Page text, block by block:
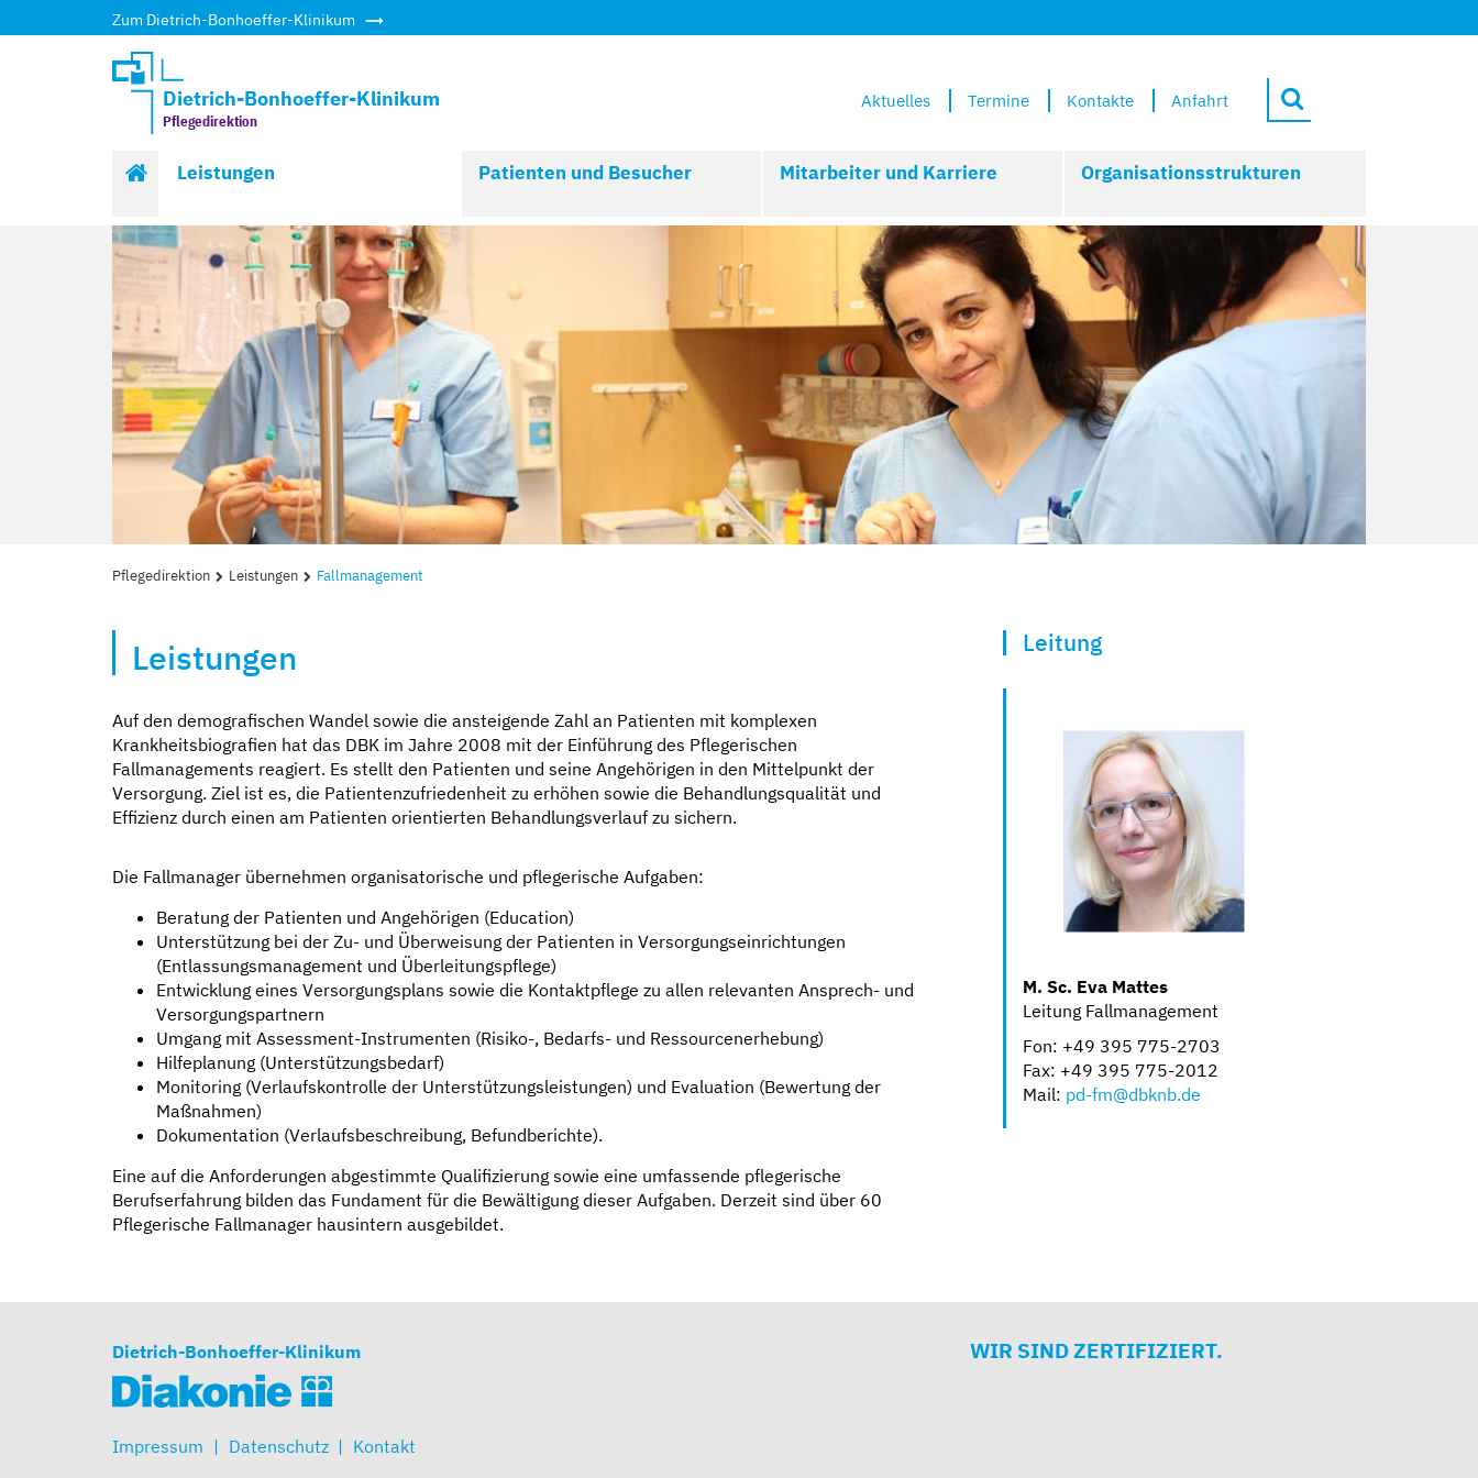
Zum Dietrich-Bonhoeffer-Klinikum
Dietrich-Bonhoeffer-Klinikum
Pflegedirektion
Aktuelles Termine Kontakte Anfahrt
Start
Leistungen Patienten und Besucher Mitarbeiter und Karriere Organisationsstrukturen
Pflegedirektion Leistungen Fallmanagement
Leistungen
Auf den demografischen Wandel sowie die ansteigende Zahl an Patienten mit komplexen
Krankheitsbiografien hat das DBK im Jahre 2008 mit der Einführung des Pflegerischen
Fallmanagements reagiert. Es stellt den Patienten und seine Angehörigen in den Mittelpunkt der
Versorgung. Ziel ist es, die Patientenzufriedenheit zu erhöhen sowie die Behandlungsqualität und
Effizienz durch einen am Patienten orientierten Behandlungsverlauf zu sichern.
Die Fallmanager übernehmen organisatorische und pflegerische Aufgaben:
Beratung der Patienten und Angehörigen (Education)
Unterstützung bei der Zu- und Überweisung der Patienten in Versorgungseinrichtungen
(Entlassungsmanagement und Überleitungspflege)
Entwicklung eines Versorgungsplans sowie die Kontaktpflege zu allen relevanten Ansprech- und
Versorgungspartnern
Umgang mit Assessment-Instrumenten (Risiko-, Bedarfs- und Ressourcenerhebung)
Hilfeplanung (Unterstützungsbedarf)
Monitoring (Verlaufskontrolle der Unterstützungsleistungen) und Evaluation (Bewertung der
Maßnahmen)
Dokumentation (Verlaufsbeschreibung, Befundberichte).
Eine auf die Anforderungen abgestimmte Qualifizierung sowie eine umfassende pflegerische
Berufserfahrung bilden das Fundament für die Bewältigung dieser Aufgaben. Derzeit sind über 60
Pflegerische Fallmanager hausintern ausgebildet.
Leitung
M. Sc. Eva Mattes
Leitung Fallmanagement
Fon: +49 395 775-2703
Fax: +49 395 775-2012
Mail: pd-fm@dbknb.de
Dietrich-Bonhoeffer-Klinikum
Impressum Datenschutz Kontakt
WIR SIND ZERTIFIZIERT.